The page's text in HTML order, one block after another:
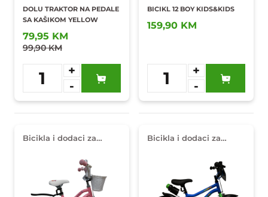
DOLU TRAKTOR NA PEDALE
SA KAŠIKOM YELLOW
79,95 KM
99,90 KM
1
+
-
Dodaj u
omiljene
BICIKL 12 BOY KIDS&KIDS
159,90 KM
1
+
-
Dodaj u
omiljene
Bicikla i dodaci za
Bicikla i dodaci za